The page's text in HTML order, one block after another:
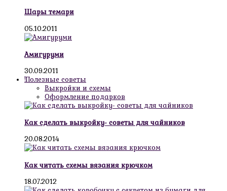
Шары темари
05.10.2011
Амигуруми
30.09.2011
!Полезные советы
Выкройки и схемы
Оформление подарков
Как сделать выкройку- советы для чайников
20.08.2014
Как читать схемы вязания крючком
18.07.2012